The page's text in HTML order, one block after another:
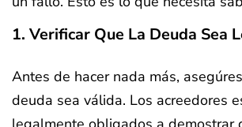
1. Verificar Que La Deuda Sea
Antes de hacer nada más,
deuda sea válida. Los acreedores